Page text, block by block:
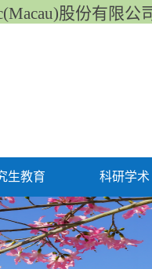
股份有限公
生教育 科研学术